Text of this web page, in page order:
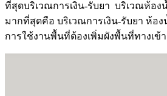
ที่สุดบริเวณการเงิน-รับยา บริเวณห้อ
มากที่สุดคือ บริเวณการเงิน-รับยา ห้
การใช้งานพื้นที่ต้องเพิ่มผังพื้นที่ทางเข้